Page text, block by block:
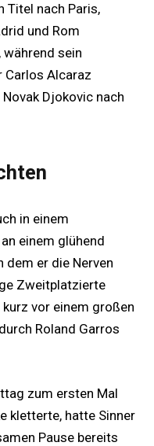
Titel nach Paris,
und Rom
sein
Carlos Alcaraz
Djokovic nach
in einem
einem glühend
dem er die Nerven
Zweitplatzierte
kurz vor einem großen
Roland Garros
zum ersten Mal
kletterte, hatte Sinner
Pause bereits